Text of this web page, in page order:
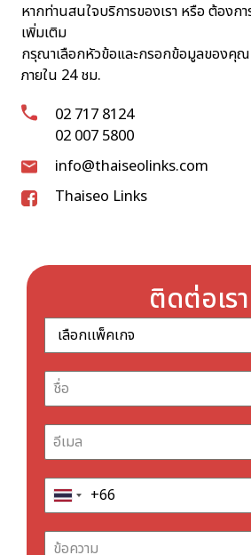
ติดต่อเรา
เลือกเเพ็คเกจ
หากท่านสนใจบริการของเรา หรือ ต้องก
เพิ่มเติม
กรุณาเลือกหัวข้อและกรอกข้อมูลของคุณ
ภายใน 24 ชม.
02 717 8124
02 007 5800
info@thaiseolinks.com
Thaiseo Links